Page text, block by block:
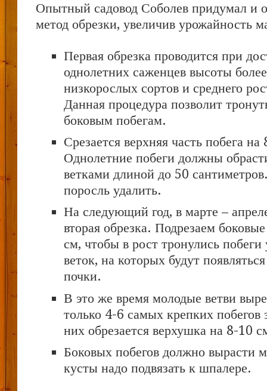
Опытный садовод Соболев придумал и
метод обрезки, увеличив урожайность
Первая обрезка проводится при
однолетних саженцев высоты
низкорослых сортов и среднего
Данная процедура позволит
боковым побегам.
Срезается верхняя часть побега
Однолетние побеги должны
ветками длиной до 50
поросль удалить.
На следующий год, в марте –
вторая обрезка. Подрезаем
см, чтобы в рост тронулись
веток, на которых будут
почки.
В это же время молодые ветви
только 4-6 самых крепких
них обрезается верхушка на 8-10
Боковых побегов должно вырасти
кусты надо подвязать к шпалере.